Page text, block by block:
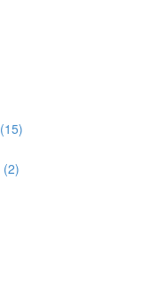
(15)
(2)